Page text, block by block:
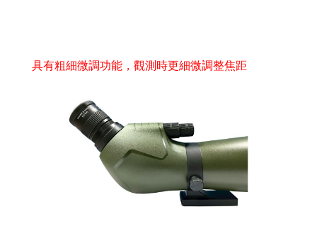
具有粗細微調功能，觀測時更細微調整焦距